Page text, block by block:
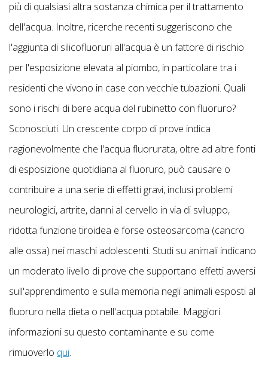
più di qualsiasi altra sostanza chimica per il trattamento
dell'acqua. Inoltre, ricerche recenti suggeriscono che
l'aggiunta di silicofluoruri all'acqua è un fattore di rischio
per l'esposizione elevata al piombo, in particolare tra i
residenti che vivono in case con vecchie tubazioni. Quali
sono i rischi di bere acqua del rubinetto con fluoruro?
Sconosciuti. Un crescente corpo di prove indica
ragionevolmente che l'acqua fluorurata, oltre ad altre fonti
di esposizione quotidiana al fluoruro, può causare o
contribuire a una serie di effetti gravi, inclusi problemi
neurologici, artrite, danni al cervello in via di sviluppo,
ridotta funzione tiroidea e forse osteosarcoma (cancro
alle ossa) nei maschi adolescenti. Studi su animali indicano
un moderato livello di prove che supportano effetti avversi
sull'apprendimento e sulla memoria negli animali esposti al
fluoruro nella dieta o nell'acqua potabile. Maggiori
informazioni su questo contaminante e su come
rimuoverlo qui.